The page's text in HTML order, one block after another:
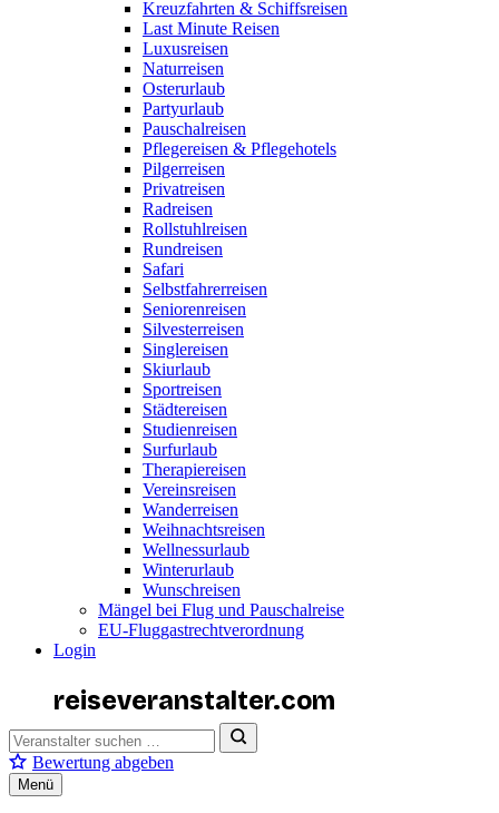
Kreuzfahrten & Schiffsreisen
Last Minute Reisen
Luxusreisen
Naturreisen
Osterurlaub
Partyurlaub
Pauschalreisen
Pflegereisen & Pflegehotels
Pilgerreisen
Privatreisen
Radreisen
Rollstuhlreisen
Rundreisen
Safari
Selbstfahrerreisen
Seniorenreisen
Silvesterreisen
Singlereisen
Skiurlaub
Sportreisen
Städtereisen
Studienreisen
Surfurlaub
Therapiereisen
Vereinsreisen
Wanderreisen
Weihnachtsreisen
Wellnessurlaub
Winterurlaub
Wunschreisen
Mängel bei Flug und Pauschalreise
EU-Fluggastrechtverordnung
Login
reiseveranstalter.com
Bewertung abgeben
Menü